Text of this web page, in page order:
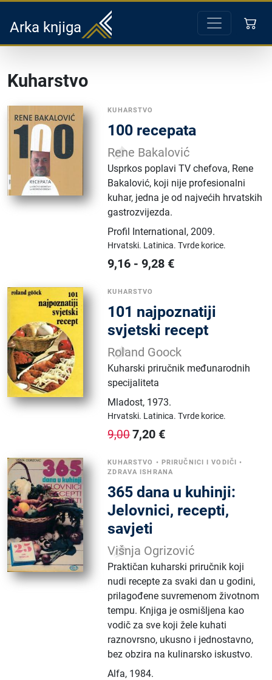
Arka knjiga
Kuharstvo
KUHARSTVO
100 recepata
Rene Bakalović
Usprkos poplavi TV chefova, Rene
Bakalović, koji nije profesionalni
kuhar, jedna je od najvećih hrvatskih
gastrozvijezda.
Profil International,2009.
Hrvatski. Latinica.Tvrde korice.
9,16 -9,28 €
KUHARSTVO
101 najpoznatiji
svjetski recept
Roland Goock
Kuharski priručnik međunarodnih
specijaliteta
Mladost, 1973.
Hrvatski. Latinica.Tvrde korice.
9,007,20 €
KUHARSTVO • PRIRUČNICI I VODIČI •
ZDRAVA ISHRANA
365 dana u kuhinji:
Jelovnici, recepti,
savjeti
Višnja Ogrizović
Praktičan kuharski priručnik koji
nudi recepte za svaki dan u godini,
prilagođene suvremenom životnom
tempu. Knjiga je osmišljena kao
vodič za sve koji žele kuhati
raznovrsno, ukusno i jednostavno,
bez obzira na kulinarsko iskustvo.
Alfa, 1984.